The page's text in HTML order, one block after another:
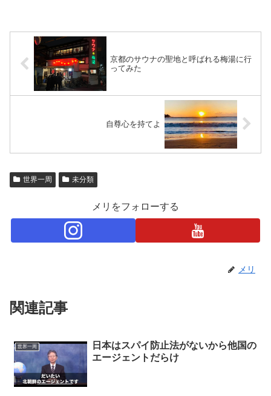
京都のサウナの聖地と呼ばれる梅湯に行
ってみた
自尊心を持てよ
世界一周 未分類
メリをフォローする
メリ
関連記事
世界一周
日本はスパイ防止法がないから他国の
エージェントだらけ